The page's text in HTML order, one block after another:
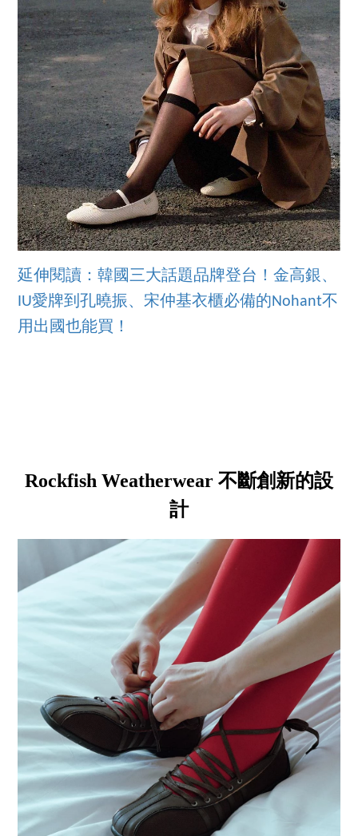
延伸閱讀：韓國三大話題品牌登台！金高銀、
IU愛牌到孔曉振、宋仲基衣櫃必備的Nohant不
用出國也能買！
Rockfish Weatherwear 不斷創新的設
計